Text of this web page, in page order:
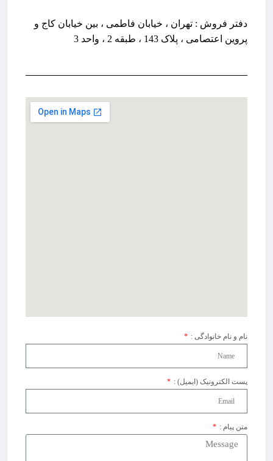
دفتر فروش : تهران ، خیابان فاطمی ، بین خیابان کاج و
پروین اعتصامی ، پلاک 143 ، طبقه 2 ، واحد 3
نام و نام خانوادگی :
پست الکترونیک (ایمیل) :
متن پیام :